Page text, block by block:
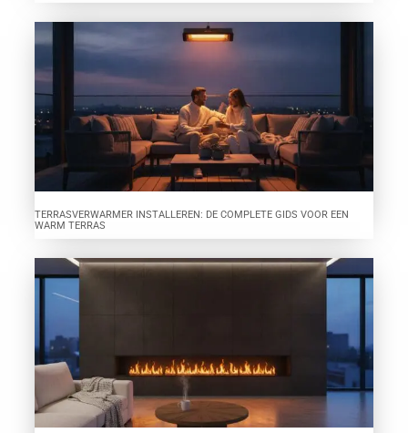
TERRASVERWARMER INSTALLEREN: DE COMPLETE GIDS VOOR EEN
WARM TERRAS